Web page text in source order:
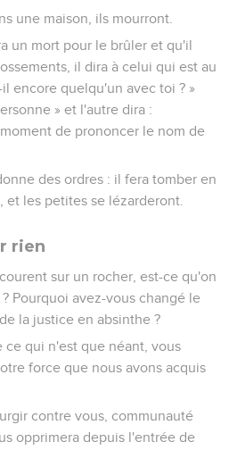
une maison, ils mourront.
un mort pour le brûler et qu'il
il dira à celui qui est au
encore quelqu'un avec toi ? »
» et l'autre dira :
de prononcer le nom de
des ordres : il fera tomber en
et les petites se lézarderont.
rien
sur un rocher, est-ce qu'on
Pourquoi avez-vous changé le
la justice en absinthe ?
ce qui n'est que néant, vous
force que nous avons acquis
contre vous, communauté
opprimera depuis l'entrée de